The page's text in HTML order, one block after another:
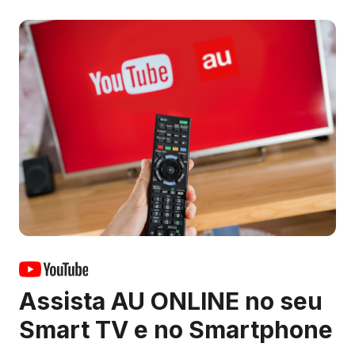
Assista AU ONLINE no seu
Smart TV e no Smartphone